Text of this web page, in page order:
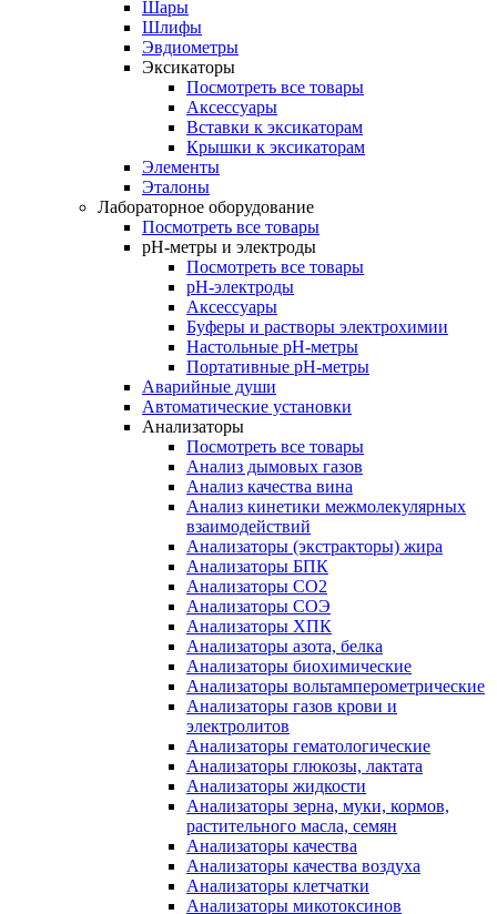
Шары
Шлифы
Эвдиометры
Эксикаторы
Посмотреть все товары
Аксессуары
Вставки к эксикаторам
Крышки к эксикаторам
Элементы
Эталоны
Лабораторное оборудование
Посмотреть все товары
pH-метры и электроды
Посмотреть все товары
pH-электроды
Аксессуары
Буферы и растворы электрохимии
Настольные рН-метры
Портативные рН-метры
Аварийные души
Автоматические установки
Анализаторы
Посмотреть все товары
Анализ дымовых газов
Анализ качества вина
Анализ кинетики межмолекулярных
взаимодействий
Анализаторы (экстракторы) жира
Анализаторы БПК
Анализаторы СО2
Анализаторы СОЭ
Анализаторы ХПК
Анализаторы азота, белка
Анализаторы биохимические
Анализаторы вольтамперометрические
Анализаторы газов крови и
электролитов
Анализаторы гематологические
Анализаторы глюкозы, лактата
Анализаторы жидкости
Анализаторы зерна, муки, кормов,
растительного масла, семян
Анализаторы качества
Анализаторы качества воздуха
Анализаторы клетчатки
Анализаторы микотоксинов